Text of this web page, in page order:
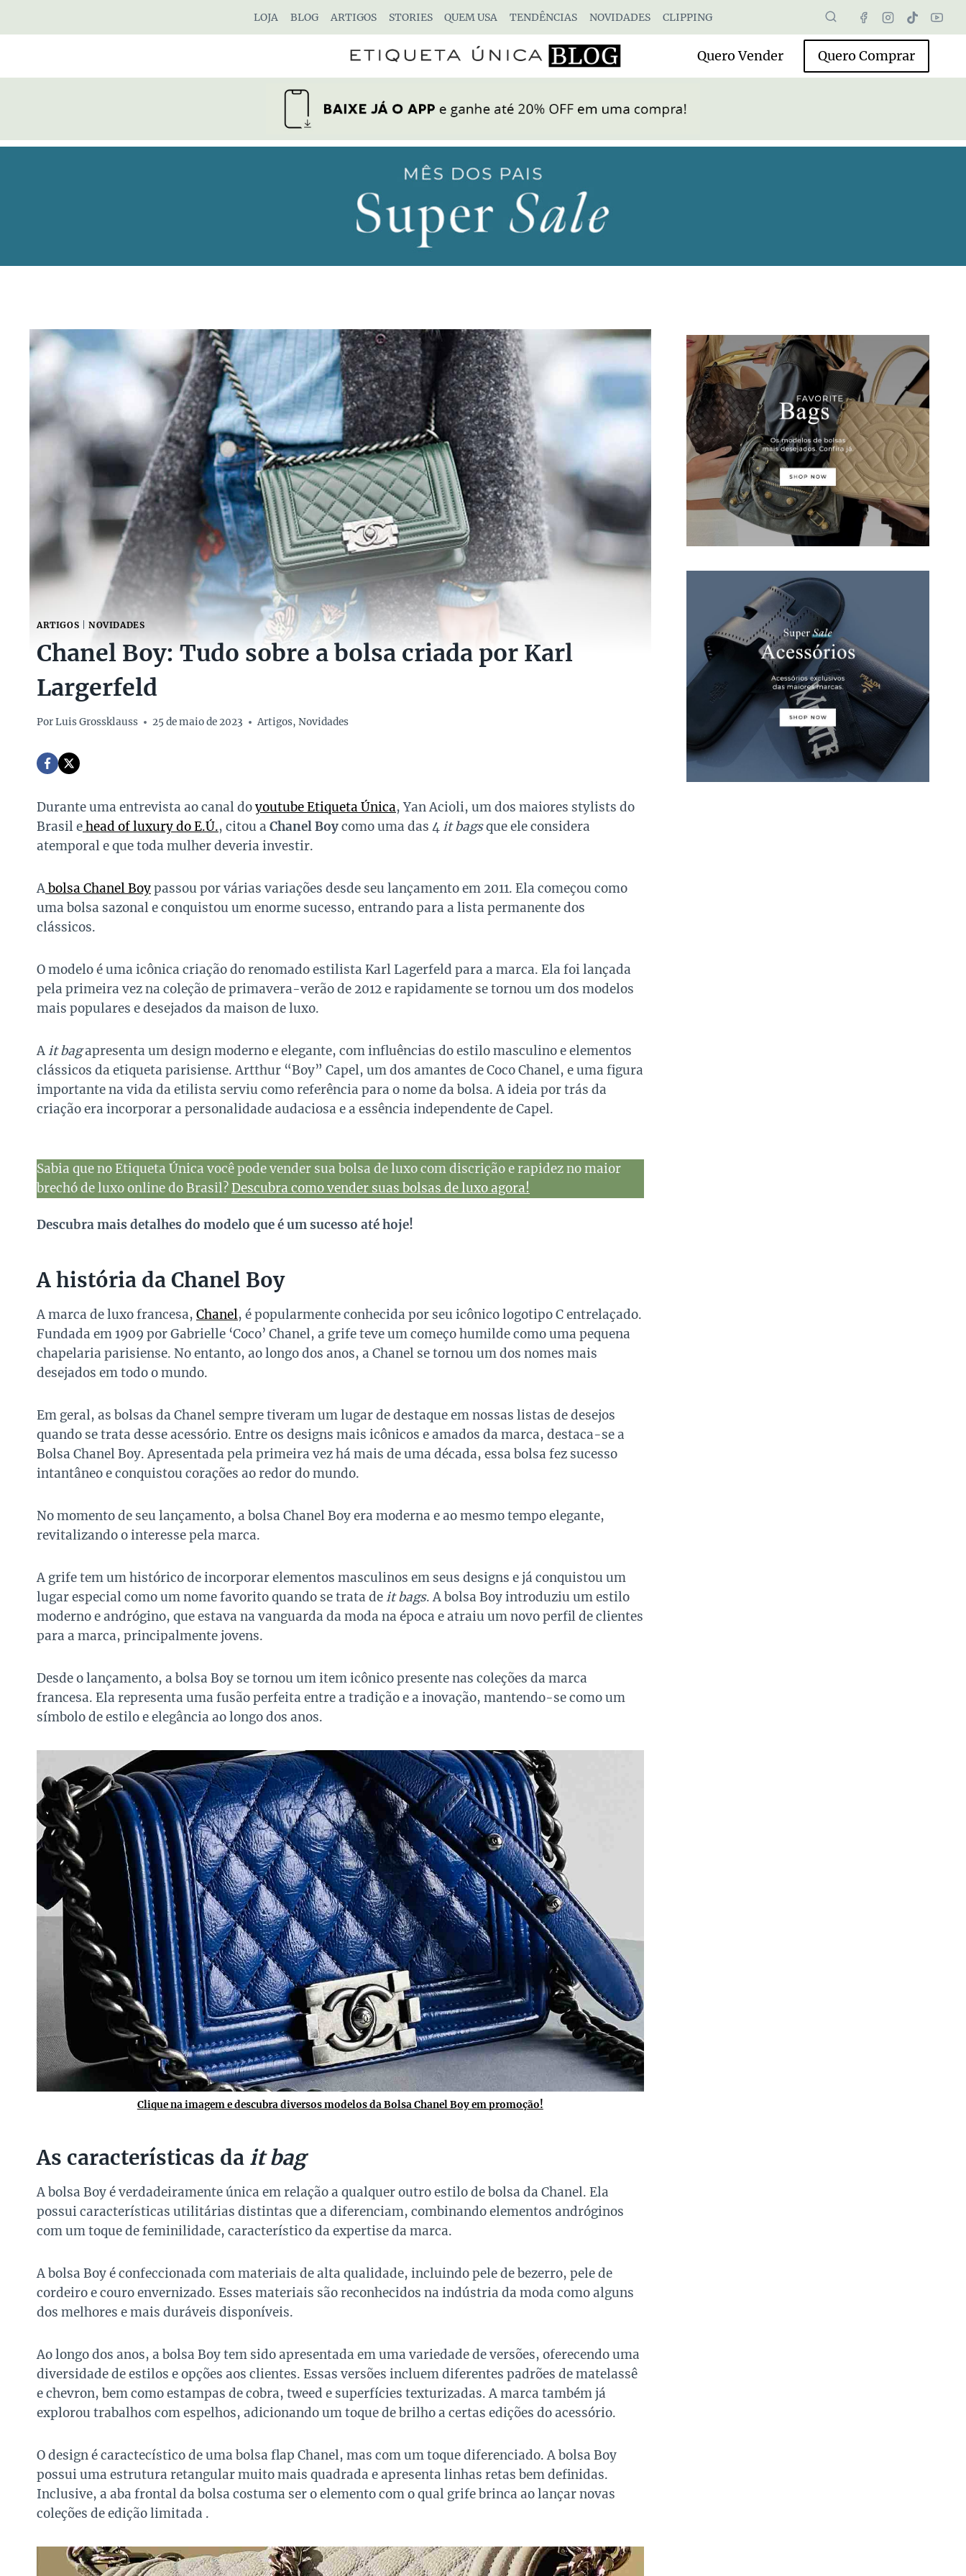
LOJA BLOG ARTIGOS STORIES QUEM USA TENDÊNCIAS NOVIDADES CLIPPING
Quero Vender Quero Comprar
ARTIGOS NOVIDADES
Chanel Boy: Tudo sobre a bolsa criada por Karl
Largerfeld
PorLuis Grossklauss 25 de maio de 2023 Artigos,Novidades
Durante uma entrevista ao canal doyoutube Etiqueta Única, Yan Acioli, um dos maiores stylists do
Brasil ehead of luxury do E.Ú., citou a Chanel Boycomo uma das 4it bagsque ele considera
atemporal e que toda mulher deveria investir.
Abolsa Chanel Boypassou por várias variações desde seu lançamento em 2011. Ela começou como
uma bolsa sazonal e conquistou um enorme sucesso, entrando para a lista permanente dos
clássicos.
O modelo é uma icônica criação do renomado estilista Karl Lagerfeld para a marca. Ela foi lançada
pela primeira vez na coleção de primavera-verão de 2012 e rapidamente se tornou um dos modelos
mais populares e desejados da maison de luxo.
Ait bagapresenta um design moderno e elegante, com influências do estilo masculino e elementos
clássicos da etiqueta parisiense. Artthur “Boy” Capel, um dos amantes de Coco Chanel, e uma figura
importante na vida da etilista serviu como referência para o nome da bolsa. A ideia por trás da
criação era incorporar a personalidade audaciosa e a essência independente de Capel.
Sabia que no Etiqueta Única você pode vender sua bolsa de luxo com discrição e rapidez no maior
brechó de luxo online do Brasil?Descubra como vender suas bolsas de luxo agora!
Descubra mais detalhes do modelo que é um sucesso até hoje!
A história da Chanel Boy
A marca de luxo francesa, Chanel, é popularmente conhecida por seu icônico logotipo C entrelaçado.
Fundada em 1909 por Gabrielle ‘Coco’ Chanel, a grife teve um começo humilde como uma pequena
chapelaria parisiense. No entanto, ao longo dos anos, a Chanel se tornou um dos nomes mais
desejados em todo o mundo.
Em geral, as bolsas da Chanel sempre tiveram um lugar de destaque em nossas listas de desejos
quando se trata desse acessório. Entre os designs mais icônicos e amados da marca, destaca-se a
Bolsa Chanel Boy. Apresentada pela primeira vez há mais de uma década, essa bolsa fez sucesso
intantâneo e conquistou corações ao redor do mundo.
No momento de seu lançamento, a bolsa Chanel Boy era moderna e ao mesmo tempo elegante,
revitalizando o interesse pela marca.
A grife tem um histórico de incorporar elementos masculinos em seus designs e já conquistou um
lugar especial como um nome favorito quando se trata deit bags. A bolsa Boy introduziu um estilo
moderno e andrógino, que estava na vanguarda da moda na época e atraiu um novo perfil de clientes
para a marca, principalmente jovens.
Desde o lançamento, a bolsa Boy se tornou um item icônico presente nas coleções da marca
francesa. Ela representa uma fusão perfeita entre a tradição e a inovação, mantendo-se como um
símbolo de estilo e elegância ao longo dos anos.
Clique na imagem e descubra diversos modelos da Bolsa Chanel Boy em promoção!
As características da it bag
A bolsa Boy é verdadeiramente única em relação a qualquer outro estilo de bolsa da Chanel. Ela
possui características utilitárias distintas que a diferenciam, combinando elementos andróginos
com um toque de feminilidade, característico da expertise da marca.
A bolsa Boy é confeccionada com materiais de alta qualidade, incluindo pele de bezerro, pele de
cordeiro e couro envernizado. Esses materiais são reconhecidos na indústria da moda como alguns
dos melhores e mais duráveis disponíveis.
Ao longo dos anos, a bolsa Boy tem sido apresentada em uma variedade de versões, oferecendo uma
diversidade de estilos e opções aos clientes. Essas versões incluem diferentes padrões de matelassê
e chevron, bem como estampas de cobra, tweed e superfícies texturizadas. A marca também já
explorou trabalhos com espelhos, adicionando um toque de brilho a certas edições do acessório.
O design é caractecístico de uma bolsa flap Chanel, mas com um toque diferenciado. A bolsa Boy
possui uma estrutura retangular muito mais quadrada e apresenta linhas retas bem definidas.
Inclusive, a aba frontal da bolsa costuma ser o elemento com o qual grife brinca ao lançar novas
coleções de edição limitada .